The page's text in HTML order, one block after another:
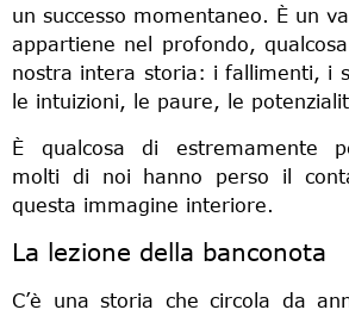
un successo momentaneo. È un
appartiene nel profondo,
nostra intera storia: i fallimenti, i
le intuizioni, le paure, le
È qualcosa di estremamente
molti di noi hanno perso il
questa immagine interiore.
La lezione della banconota
C’è una storia che circola da